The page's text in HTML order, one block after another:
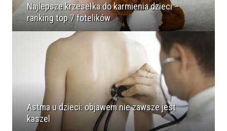
Najlepsze krzesełka do karmienia dzieci –
ranking top 7 fotelików
Astma u dzieci: objawem nie zawsze jest
kaszel